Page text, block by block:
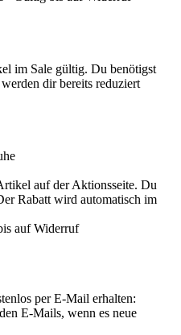
im Sale gültig. Du benötigst
dir bereits reduziert
auf der Aktionsseite. Du
Rabatt wird automatisch im
auf Widerruf
per E-Mail erhalten:
E-Mails, wenn es neue